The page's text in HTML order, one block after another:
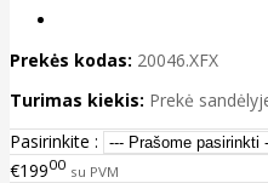
Prekės kodas: 20046.XFX
Turimas kiekis: Prekė
Pasirinkite :
€19900 su PVM